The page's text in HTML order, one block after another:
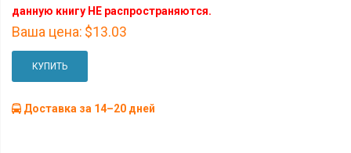
данную книгу НЕ распространяются.
Ваша цена: $13.03
КУПИТЬ
Доставка за 14–20 дней